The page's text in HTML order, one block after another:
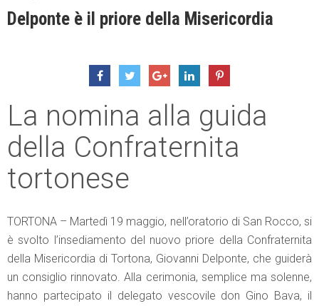
Delponte è il priore della Misericordia
La nomina alla guida
della Confraternita
tortonese
TORTONA – Martedì 19 maggio, nell’oratorio di San Rocco, si
è svolto l’insediamento del nuovo priore della Confraternita
della Misericordia di Tortona, Giovanni Delponte, che guiderà
un consiglio rinnovato. Alla cerimonia, semplice ma solenne,
hanno partecipato il delegato vescovile don Gino Bava, il